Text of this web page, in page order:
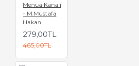
Menua Kanalı
- M.Mustafa
Hakan
279,00TL
465,00TL